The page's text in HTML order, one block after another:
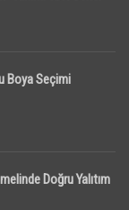
Boya Seçimi
Doğru Yalıtım